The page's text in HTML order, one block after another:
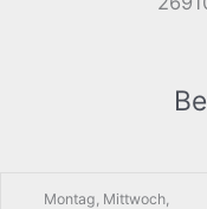
Montag, Mittwoch,